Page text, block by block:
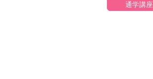
通学講座